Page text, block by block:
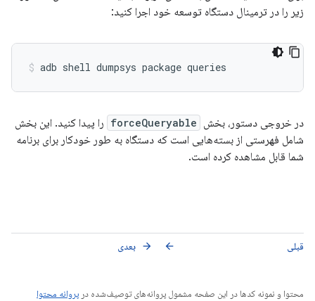
زیر را در ترمینال دستگاه توسعه خود اجرا کنید:
در خروجی دستور، بخش forceQueryable را پیدا کنید. این بخش
شامل فهرستی از بسته‌هایی است که دستگاه به طور خودکار برای برنامه
شما قابل مشاهده کرده است.
قبلی arrow_back بعدی arrow_forward
محتوا و نمونه کدها در این صفحه مشمول پروانه‌های توصیف‌شده در پروانه محتوا